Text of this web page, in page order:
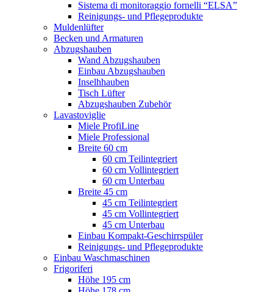
Sistema di monitoraggio fornelli “ELSA”
Reinigungs- und Pflegeprodukte
Muldenlüfter
Becken und Armaturen
Abzugshauben
Wand Abzugshauben
Einbau Abzugshauben
Inselhhauben
Tisch Lüfter
Abzugshauben Zubehör
Lavastoviglie
Miele ProfiLine
Miele Professional
Breite 60 cm
60 cm Teilintegriert
60 cm Vollintegriert
60 cm Unterbau
Breite 45 cm
45 cm Teilintegriert
45 cm Vollintegriert
45 cm Unterbau
Einbau Kompakt-Geschirrspüler
Reinigungs- und Pflegeprodukte
Einbau Waschmaschinen
Frigoriferi
Höhe 195 cm